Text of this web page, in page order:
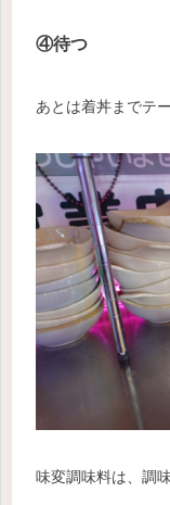
④待つ
あとは着丼までテ
味変調味料は、調